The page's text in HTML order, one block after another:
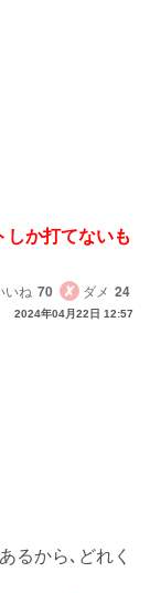
しか打てないも
いね 70 ダメ 24
2024年04月22日 12:57
るから､どれく